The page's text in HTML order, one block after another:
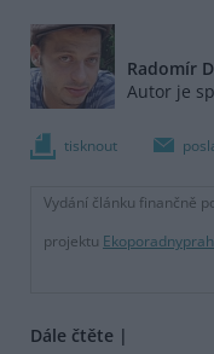
Radomír
Autor je
tisknout
Vydání článku finančně
projektu
Dále čtěte |